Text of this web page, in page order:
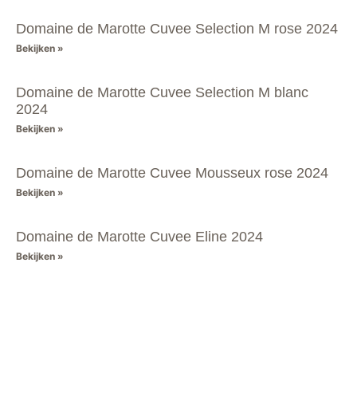
Domaine de Marotte Cuvee Selection M rose 2024
Bekijken »
Domaine de Marotte Cuvee Selection M blanc
2024
Bekijken »
Domaine de Marotte Cuvee Mousseux rose 2024
Bekijken »
Domaine de Marotte Cuvee Eline 2024
Bekijken »